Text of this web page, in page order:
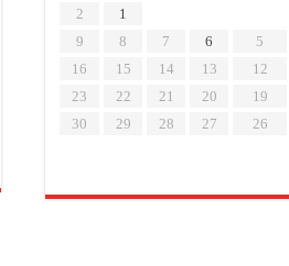
1
2
5
6
7
8
9
12
13
14
15
16
19
20
21
22
23
26
27
28
29
30